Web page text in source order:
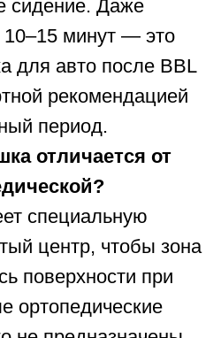
сидение. Даже
10–15 минут — это
для авто после BBL
рекомендацией
период.
отличается от
специальную
центр, чтобы зона
поверхности при
ортопедические